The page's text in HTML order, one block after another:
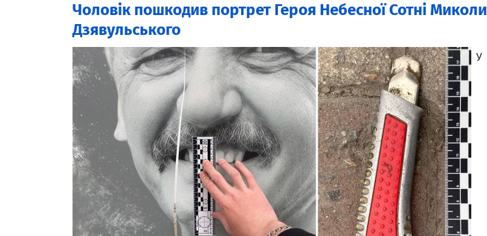
Чоловік пошкодив портрет Героя Небесної Сотні Миколи
Дзявульського
У